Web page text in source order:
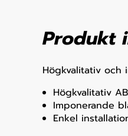
Produkt
Högkvalitativ och
Högkvalitativ
Imponerande
Enkel